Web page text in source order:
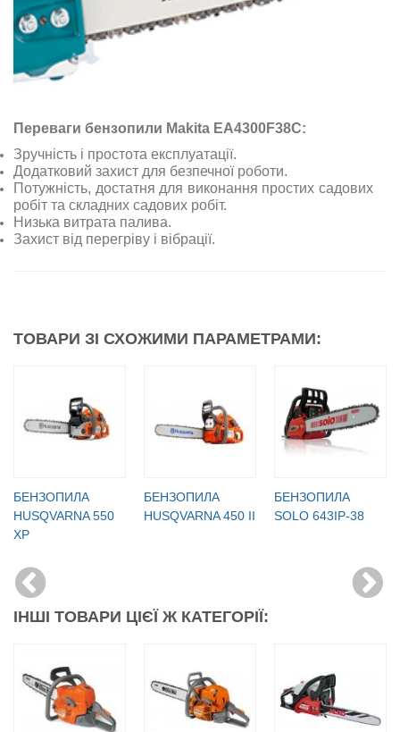
Переваги бензопили Makita EA4300F38C:
Зручність і простота експлуатації.
Додатковий захист для безпечної роботи.
Потужність, достатня для виконання простих садових
робіт та складних садових робіт.
Низька витрата палива.
Захист від перегріву і вібрації.
ТОВАРИ ЗІ СХОЖИМИ ПАРАМЕТРАМИ:
БЕНЗОПИЛА
HUSQVARNA 550
ХР
БЕНЗОПИЛА
HUSQVARNA 450 II
БЕНЗОПИЛА
SOLO 643IP-38
ІНШІ ТОВАРИ ЦІЄЇ Ж КАТЕГОРІЇ: